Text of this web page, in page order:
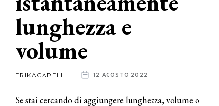
News
dalle
aziende
lunghezza e
volume
ERIKACAPELLI 12 AGOSTO 2022
Se stai cercando di aggiungere lunghezza, volume o